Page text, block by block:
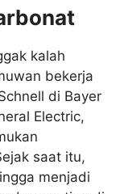
kalah
bekerja
di Bayer
Electric,
saat itu,
menjadi